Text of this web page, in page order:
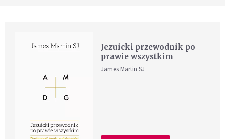
Jezuicki przewodnik po
prawie wszystkim
James Martin SJ